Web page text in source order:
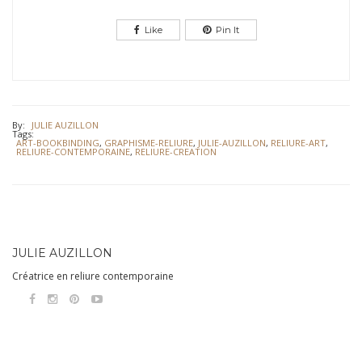
Like Pin It
By: JULIE AUZILLON
Tags:
ART-BOOKBINDING, GRAPHISME-RELIURE, JULIE-AUZILLON, RELIURE-ART,
RELIURE-CONTEMPORAINE, RELIURE-CREATION
JULIE AUZILLON
Créatrice en reliure contemporaine